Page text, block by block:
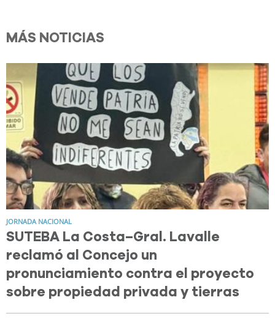
MÁS NOTICIAS
JORNADA NACIONAL
SUTEBA La Costa–Gral. Lavalle
reclamó al Concejo un
pronunciamiento contra el proyecto
sobre propiedad privada y tierras